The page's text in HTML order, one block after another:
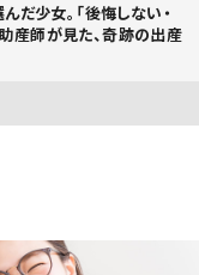
だ少女。「後悔しない・
産師が見た、奇跡の出産